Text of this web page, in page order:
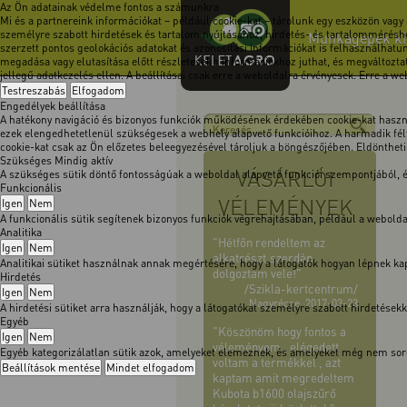
Az Ön adatainak védelme fontos a számunkra
Mi és a partnereink információkat – például cookie-kat – tárolunk egy eszközön
személyre szabott hirdetések és tartalom nyújtásához, hirdetés- és
szerzett pontos geolokációs adatokat és azonosítási információkat is
megadása vagy elutasítása előtt részletesebb információkhoz juthat, és
jellegű adatkezelés ellen. A beállításai csak erre a weboldalra érvényesek. Erre a
Testreszabás Elfogadom
Engedélyek beállítása
A hatékony navigáció és bizonyos funkciók működésének érdekében cookie-kat
ezek elengedhetetlenül szükségesek a webhely alapvető funkcióihoz. A harmadik
cookie-kat csak az Ön előzetes beleegyezésével tároljuk a böngészőjében.
Szükséges Mindig aktív
A szükséges sütik döntő fontosságúak a weboldal alapvető funkciói
Funkcionális
Igen Nem
A funkcionális sütik segítenek bizonyos funkciók végrehajtásában, például a
Analitika
Igen Nem
Analitikai sütiket használnak annak megértésére, hogy a látogatók hogyan lépnek
Hirdetés
Igen Nem
A hirdetési sütiket arra használják, hogy a látogatókat személyre szabott
Egyéb
Igen Nem
Egyéb kategorizálatlan sütik azok, amelyeket elemeznek, és amelyeket még nem
Beállítások mentése Mindet elfogadom
Munkagépek
VÁSÁRLÓI
VÉLEMÉNYEK
"Hétfőn rendeltem az
alkatrészt,szerdán
dolgoztam vele!"
/Szikla-kertcentrum/
Nagyrécse, 2017-03-23
"Köszönöm hogy fontos a
véleményem , elégedett
voltam a termékkel , azt
kaptam amit megredeltem
Kubota b1600 olajszűrő